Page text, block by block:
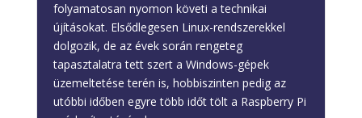
folyamatosan nyomon követi a technikai
újításokat. Elsődlegesen Linux-rendszerekkel
dolgozik, de az évek során rengeteg
tapasztalatra tett szert a Windows-gépek
üzemeltetése terén is, hobbiszinten pedig az
utóbbi időben egyre több időt tölt a Raspberry Pi